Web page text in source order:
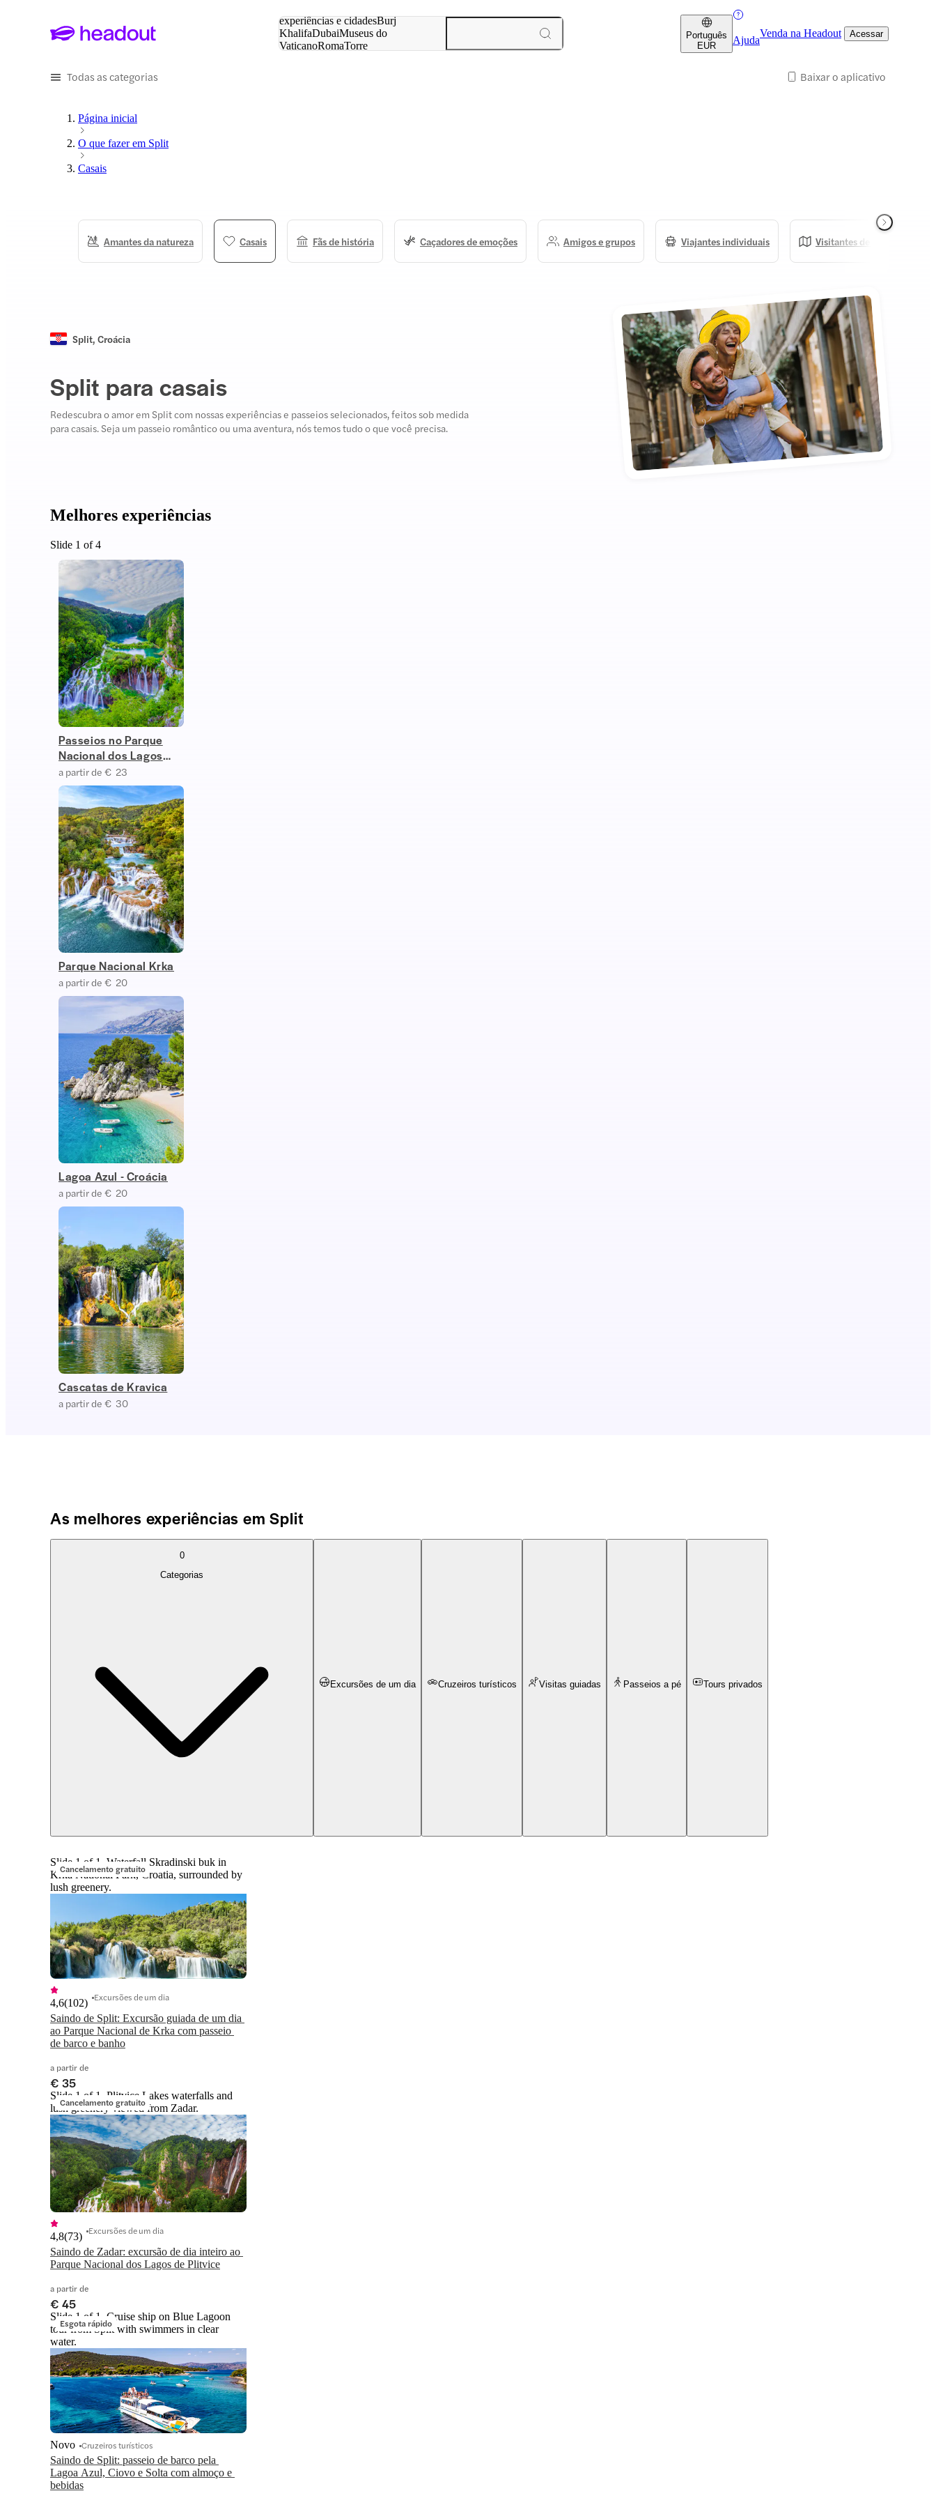
experiências e cidadesBurj
KhalifaDubaiMuseus do
VaticanoRomaTorre
Português
EUR
Ajuda
Venda na Headout Acessar
Todas as categorias Baixar o aplicativo
Página inicial
O que fazer em Split
Casais
Amantes da natureza Casais Fãs de história Caçadores de emoções Amigos e grupos Viajantes individuais Visitantes de primeira
Split, Croácia
Split para casais
Redescubra o amor em Split com nossas experiências e passeios selecionados, feitos sob medida
para casais. Seja um passeio romântico ou uma aventura, nós temos tudo o que você precisa.
Melhores experiências
Slide 1 of 4
Passeios no Parque
Nacional dos Lagos
Plitvice
a partir de € 23
Parque Nacional Krka
a partir de € 20
Lagoa Azul - Croácia
a partir de € 20
Cascatas de Kravica
a partir de € 30
As melhores experiências em Split
0
Categorias
Excursões de um dia Cruzeiros turísticos Visitas guiadas Passeios a pé Tours privados
Cancelamento gratuito
Slide 1 of 1, Waterfall Skradinski buk in
Krka National Park, Croatia, surrounded by
lush greenery.
Saindo de Split: Excursão guiada de um dia
ao Parque Nacional de Krka com passeio
de barco e banho
4,6(102) Excursões de um dia
a partir de
€ 35
Cancelamento gratuito
Slide 1 of 1, Plitvice Lakes waterfalls and
lush greenery viewed from Zadar.
Saindo de Zadar: excursão de dia inteiro ao
Parque Nacional dos Lagos de Plitvice
4,8(73) Excursões de um dia
a partir de
€ 45
Esgota rápido
Slide 1 of 1, Cruise ship on Blue Lagoon
tour from Split with swimmers in clear
water.
Saindo de Split: passeio de barco pela
Lagoa Azul, Ciovo e Solta com almoço e
bebidas
Novo Cruzeiros turísticos